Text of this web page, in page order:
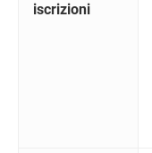
iscrizioni